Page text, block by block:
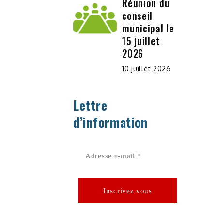
conseil
municipal le
15 juillet
2026
10 juillet 2026
Lettre
d’information